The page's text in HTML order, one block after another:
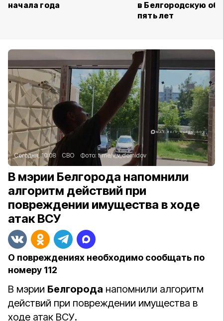
начала года
в Белгородскую
пять лет
Сегодня, 10:08 СВО Фото: t.me/v_v_demidov
В мэрии Белгорода напомнили
алгоритм действий при
повреждении имущества в ходе
атак ВСУ
О повреждениях необходимо сообщать по
номеру 112
В мэрии Белгорода напомнили алгоритм
действий при повреждении имущества в
ходе атак ВСУ.